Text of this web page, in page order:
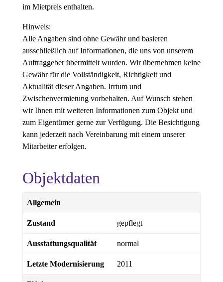
im Mietpreis enthalten.
Hinweis:
Alle Angaben sind ohne Gewähr und basieren
ausschließlich auf Informationen, die uns von unserem
Auftraggeber übermittelt wurden. Wir übernehmen keine
Gewähr für die Vollständigkeit, Richtigkeit und
Aktualität dieser Angaben. Irrtum und
Zwischenvermietung vorbehalten. Auf Wunsch stehen
wir Ihnen mit weiteren Informationen zum Objekt und
zum Eigentümer gerne zur Verfügung. Die Besichtigung
kann jederzeit nach Vereinbarung mit einem unserer
Mitarbeiter erfolgen.
Objektdaten
Allgemein
Zustand gepflegt
Ausstattungsqualität normal
Letzte Modernisierung 2011